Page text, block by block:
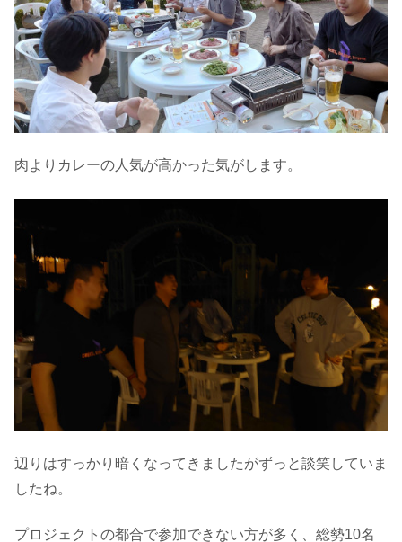
肉よりカレーの人気が高かった気がします。
辺りはすっかり暗くなってきましたがずっと談笑していま
したね。
プロジェクトの都合で参加できない方が多く、総勢10名